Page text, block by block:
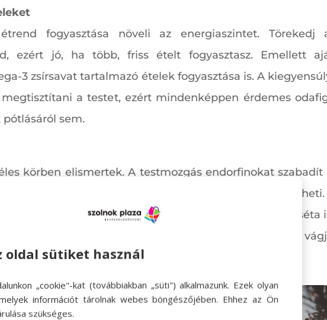
fogyasztása növeli az energiaszintet. Törekedj
ezért jó, ha több, friss ételt fogyasztasz. Emellett
3 zsírsavat tartalmazó ételek fogyasztása is. A
a testet, ezért mindenképpen érdemes
sem.
körben elismertek. A testmozgás endorfinokat
testmozgás a fáradtság tüneteit is
testmozgás. Megfelelő, sőt előnyös a szabadban tett séta
egy jó futócipőt, jógamatracot esetleg kerékpárt és
ha szükségesnek érzed.
oldal sütiket használ
„cookie"-kat (továbbiakban „süti") alkalmazunk. Ezek olyan
információt tárolnak webes böngészőjében. Ehhez az Ön
szükséges.